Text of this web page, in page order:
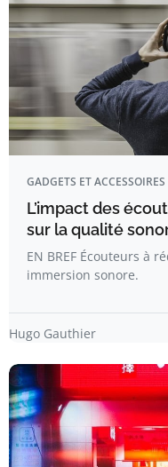
GADGETS ET ACCESSOIRES
L’impact des
sur la qualité
EN BREF Écouteurs à
immersion sonore.
Hugo Gauthier